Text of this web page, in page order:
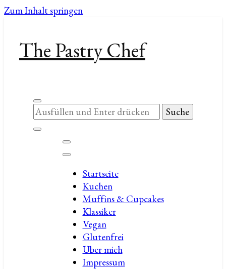
Zum Inhalt springen
The Pastry Chef
Suchst
du
nach
Startseite
Kuchen
Muffins & Cupcakes
Klassiker
Vegan
Glutenfrei
Über mich
Impressum